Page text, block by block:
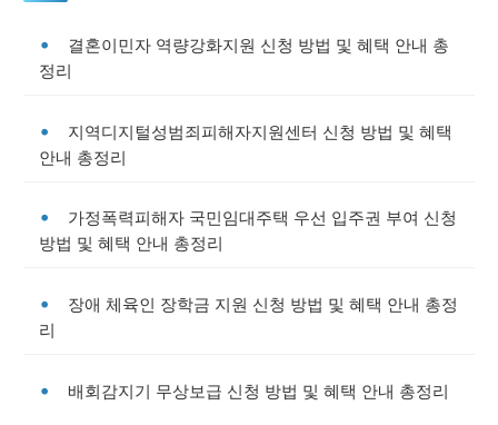
결혼이민자 역량강화지원 신청 방법 및 혜택 안내 총
정리
지역디지털성범죄피해자지원센터 신청 방법 및 혜택
안내 총정리
가정폭력피해자 국민임대주택 우선 입주권 부여 신청
방법 및 혜택 안내 총정리
장애 체육인 장학금 지원 신청 방법 및 혜택 안내 총정
리
배회감지기 무상보급 신청 방법 및 혜택 안내 총정리